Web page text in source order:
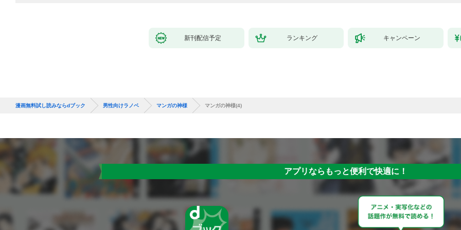
新刊配信予定 ランキング キャンペーン
漫画無料試し読みならdブック 男性向けラノベ マンガの神様 マンガの神様(4)
アプリならもっと便利で快適に！